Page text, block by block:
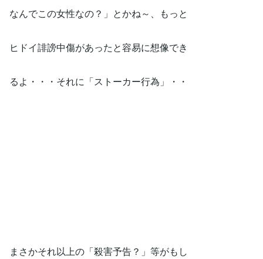
なんでこの女性なの？」とかね～、もっと
ヒドイ誹謗中傷があったと容易に想像でき
るよ・・・それに「ストーカー行為」・・
まさかそれ以上の「殺害予告？」等がもし